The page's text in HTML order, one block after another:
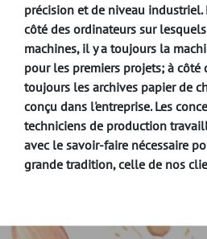
précision et de niveau industriel.
côté des ordinateurs sur
machines, il y a toujours la
pour les premiers projets; à côté
toujours les archives papier de
conçu dans l'entreprise. Les
techniciens de production
avec le savoir-faire nécessaire
grande tradition, celle de nos